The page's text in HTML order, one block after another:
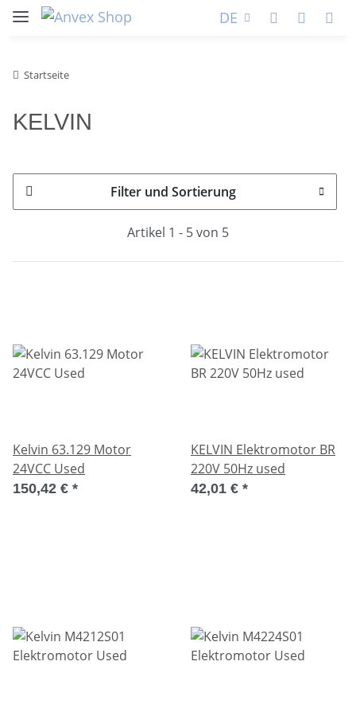
DE
Startseite
KELVIN
Filter und Sortierung
Artikel 1 - 5 von 5
Kelvin 63.129 Motor
24VCC Used
150,42 € *
KELVIN Elektromotor BR
220V 50Hz used
42,01 € *